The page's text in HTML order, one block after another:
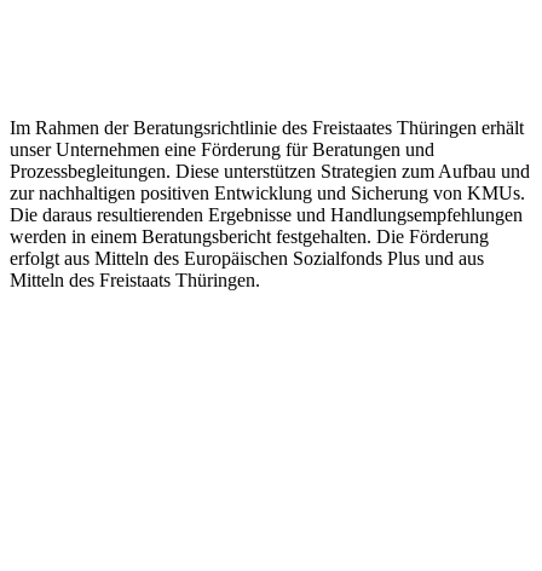
Im Rahmen der Beratungsrichtlinie des Freistaates Thüringen erhält
unser Unternehmen eine Förderung für Beratungen und
Prozessbegleitungen. Diese unterstützen Strategien zum Aufbau und
zur nachhaltigen positiven Entwicklung und Sicherung von KMUs.
Die daraus resultierenden Ergebnisse und Handlungsempfehlungen
werden in einem Beratungsbericht festgehalten. Die Förderung
erfolgt aus Mitteln des Europäischen Sozialfonds Plus und aus
Mitteln des Freistaats Thüringen.